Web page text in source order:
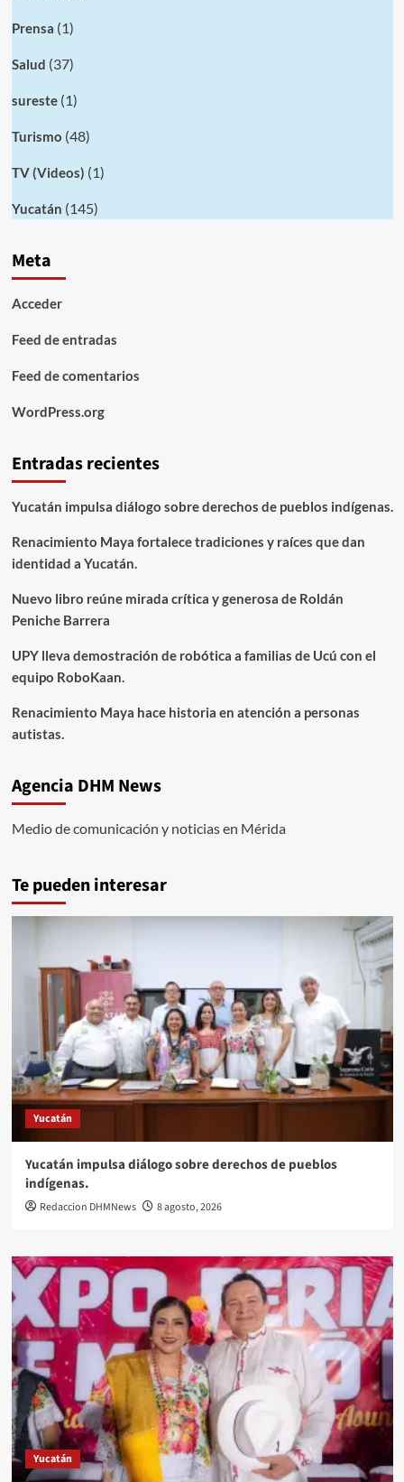
Prensa (1)
Salud (37)
sureste(1)
Turismo (48)
TV (Videos) (1)
Yucatán (145)
Meta
Acceder
Feed de entradas
Feed de comentarios
WordPress.org
Entradas recientes
Yucatán impulsa diálogo sobre derechos de pueblos indígenas.
Renacimiento Maya fortalece tradiciones y raíces que dan
identidad a Yucatán.
Nuevo libro reúne mirada crítica y generosa de Roldán
Peniche Barrera
UPY lleva demostración de robótica a familias de Ucú con el
equipo RoboKaan.
Renacimiento Maya hace historia en atención a personas
autistas.
Agencia DHM News
Medio de comunicación y noticias en Mérida
Te pueden interesar
Yucatán
Yucatán impulsa diálogo sobre derechos de pueblos
indígenas.
Redaccion DHMNews 8 agosto, 2026
Yucatán